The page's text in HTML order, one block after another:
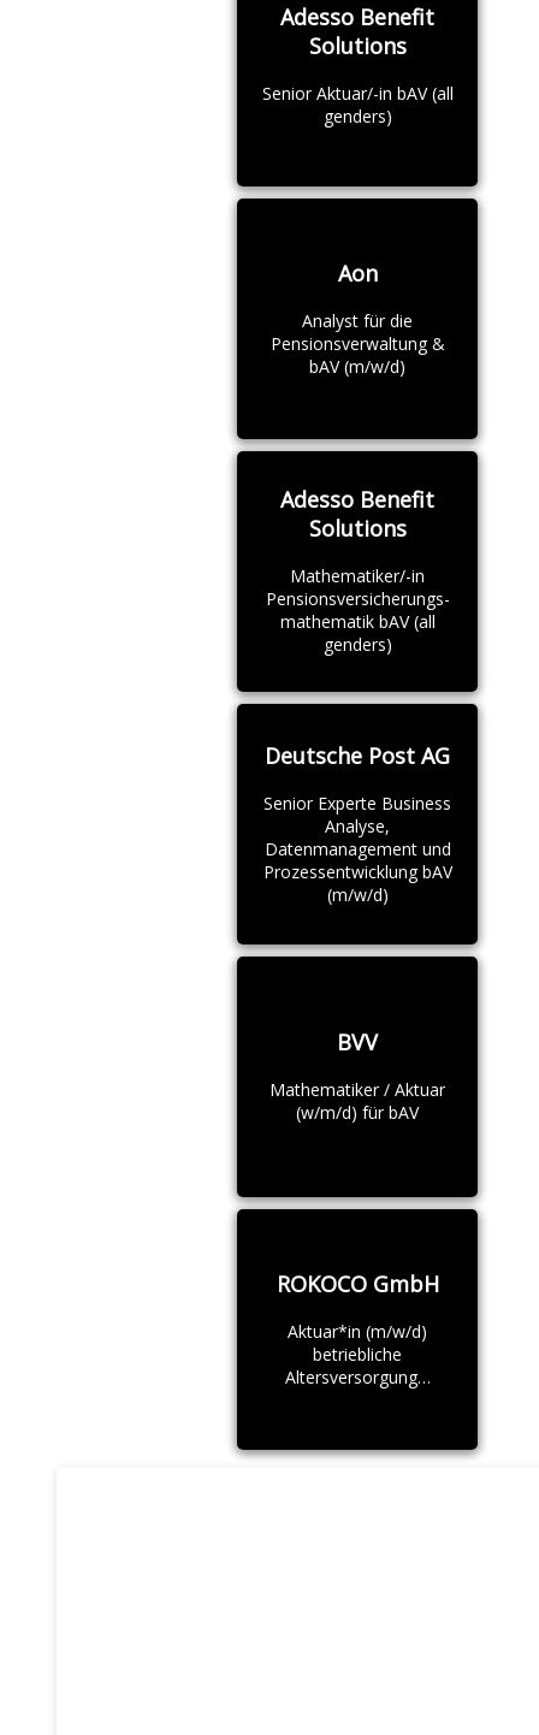
Adesso Benefit
Solutions
Senior Aktuar/-in bAV (all
genders)
Aon
Analyst für die
Pensionsverwaltung &
bAV (m/w/d)
Adesso Benefit
Solutions
Mathematiker/-in
Pensionsversicherungs-
mathematik bAV (all
genders)
Deutsche Post AG
Senior Experte Business
Analyse,
Datenmanagement und
Prozessentwicklung bAV
(m/w/d)
BVV
Mathematiker / Aktuar
(w/m/d) für bAV
ROKOCO GmbH
Aktuar*in (m/w/d)
betriebliche
Altersversorgung…